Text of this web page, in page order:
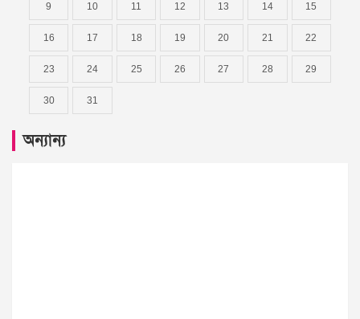
9 10 11 12 13 14 15
16 17 18 19 20 21 22
23 24 25 26 27 28 29
30 31
অন্যান্য